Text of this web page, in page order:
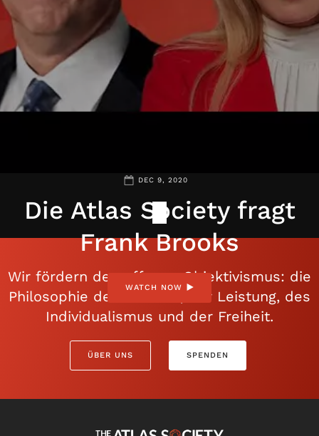
DEC 9, 2020
Die Atlas Society fragt
Frank Brooks
WATCH NOW
Wir fördern den offenen Objektivismus: die
Philosophie der Vernunft, der Leistung, des
Individualismus und der Freiheit.
ÜBER UNS SPENDEN